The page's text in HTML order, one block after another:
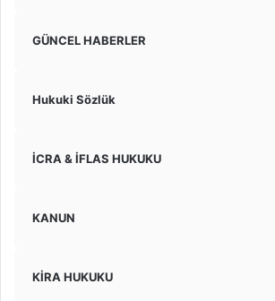
GÜNCEL HABERLER
Hukuki Sözlük
İCRA & İFLAS HUKUKU
KANUN
KİRA HUKUKU